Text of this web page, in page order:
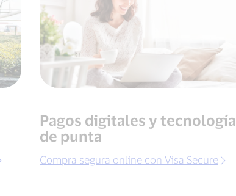
Pagos digitales y tecnología
de punta
Compra segura online con Visa Secure